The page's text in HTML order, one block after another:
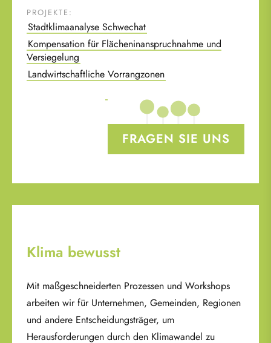
PROJEKTE:
Stadtklimaanalyse Schwechat
Kompensation für Flächeninanspruchnahme und
Versiegelung
Landwirtschaftliche Vorrangzonen
FRAGEN SIE UNS
Klima bewusst
Mit maßgeschneiderten Prozessen und Workshops
arbeiten wir für Unternehmen, Gemeinden, Regionen
und andere Entscheidungsträger, um
Herausforderungen durch den Klimawandel zu